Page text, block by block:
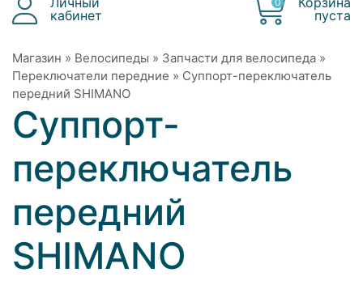
кабинет
пуста
Магазин » Велосипеды » Запчасти для велосипеда »
Переключатели передние » Суппорт-переключатель
передний SHIMANO
Суппорт-
переключатель
передний
SHIMANO